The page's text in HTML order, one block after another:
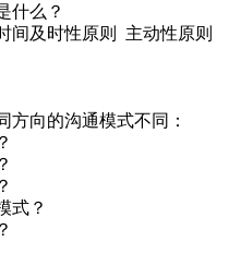
什么？
及时性原则 主动性原则
向的沟通模式不同：
式？